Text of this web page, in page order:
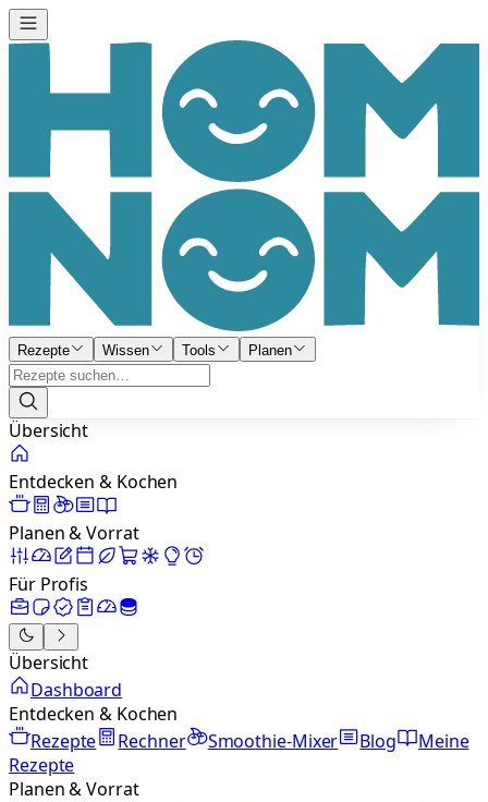
Rezepte Wissen Tools Planen
Übersicht
Entdecken & Kochen
Planen & Vorrat
Für Profis
Übersicht
Dashboard
Entdecken & Kochen
Rezepte
Rechner Smoothie-Mixer Blog
Meine
Rezepte
Planen & Vorrat